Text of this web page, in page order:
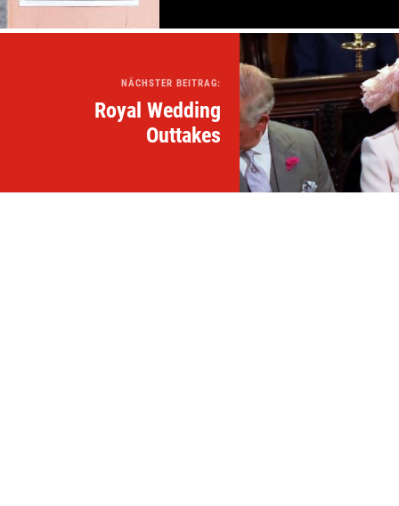
NÄCHSTER BEITRAG:
Royal Wedding
Outtakes